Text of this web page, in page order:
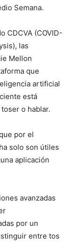
Semana.
CDCVA (COVID-
las
Mellon
que
artificial
está
o hablar.
por el
solo son útiles
aplicación
avanzadas
por un
entre tos